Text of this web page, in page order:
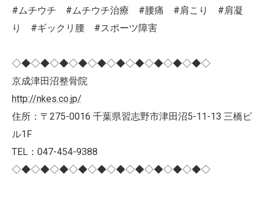
#ムチウチ #ムチウチ治療 #腰痛 #肩こり #肩凝
り #ギックリ腰 #スポーツ障害
◇◆◇◆◇◆◇◆◇◆◇◆◇◆◇◆◇◆◇◆◇
京成津田沼整骨院
http://nkes.co.jp/
住所：〒275-0016 千葉県習志野市津田沼5-11-13 三橋ビ
ル1F
TEL：047-454-9388
◇◆◇◆◇◆◇◆◇◆◇◆◇◆◇◆◇◆◇◆◇